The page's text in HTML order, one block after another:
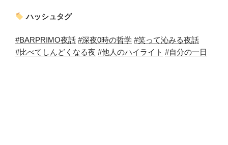
ハッシュタグ
#BARPRIMO夜話 #深夜0時の哲学 #笑って沁みる夜話
#比べてしんどくなる夜 #他人のハイライト #自分の一日